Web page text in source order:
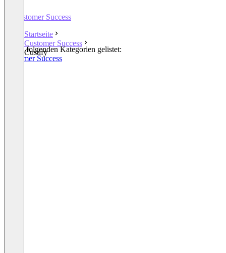
Customer Success
Startseite
Customer Success
Custify
In den folgenden Kategorien gelistet:
Customer Success